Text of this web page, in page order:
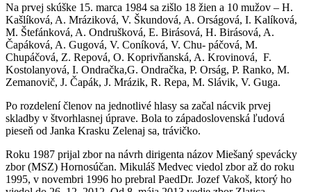
Na prvej skúške 15. marca 1984 sa zišlo 18 žien a 10 mužov – H.
Kašlíková, A. Mráziková, V. Škundová, A. Orságová, I. Kalíková,
M. Štefánková, A. Ondrušková, E. Birásová, H. Birásová, A.
Čapáková, A. Gugová, V. Coníková, V. Chu- páčová, M.
Chupáčová, Z. Repová, O. Koprivňanská, A. Krovinová, F.
Kostolanyová, I. Ondračka,G. Ondračka, P. Orság, P. Ranko, M.
Zemanovič, J. Čapák, J. Mrázik, R. Repa, M. Slávik, V. Guga.
Po rozdelení členov na jednotlivé hlasy sa začal nácvik prvej
skladby v štvorhlasnej úprave. Bola to západoslovenská ľudová
pieseň od Janka Krasku Zelenaj sa, trávičko.
Roku 1987 prijal zbor na návrh dirigenta názov Miešaný spevácky
zbor (MSZ) Hornosúčan. Mikuláš Medvec viedol zbor až do roku
1995, v novembri 1996 ho prebral PaedDr. Jozef Vakoš, ktorý ho